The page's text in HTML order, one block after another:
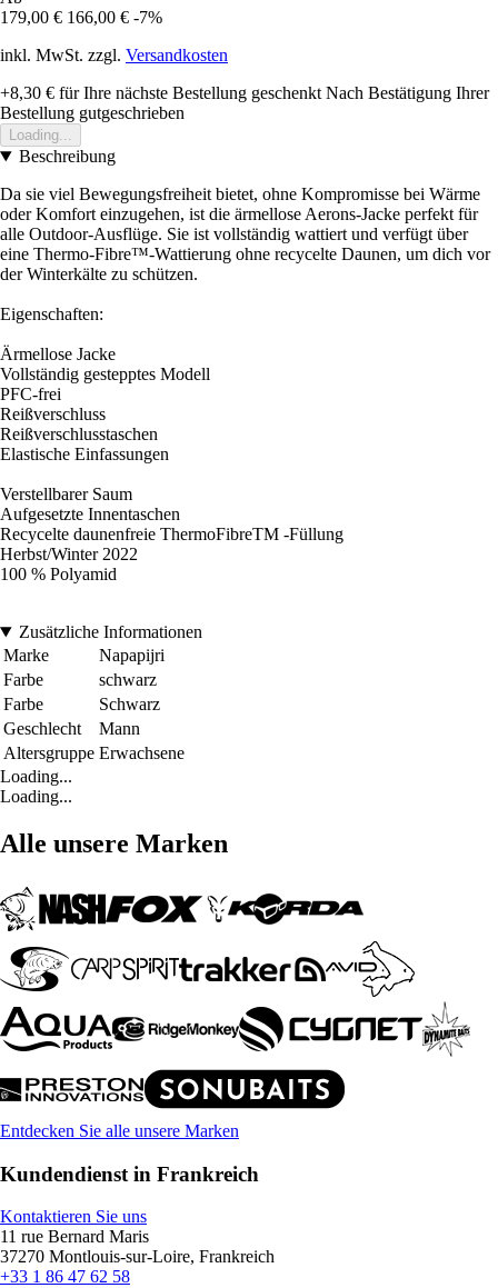
179,00 € 166,00 € -7%
inkl. MwSt. zzgl. Versandkosten
+8,30 € für Ihre nächste Bestellung geschenkt Nach Bestätigung Ihrer
Bestellung gutgeschrieben
Loading...
Beschreibung
Da sie viel Bewegungsfreiheit bietet, ohne Kompromisse bei Wärme
oder Komfort einzugehen, ist die ärmellose Aerons-Jacke perfekt für
alle Outdoor-Ausflüge. Sie ist vollständig wattiert und verfügt über
eine Thermo-Fibre™-Wattierung ohne recycelte Daunen, um dich vor
der Winterkälte zu schützen.
Eigenschaften:
Ärmellose Jacke
Vollständig gestepptes Modell
PFC-frei
Reißverschluss
Reißverschlusstaschen
Elastische Einfassungen
Verstellbarer Saum
Aufgesetzte Innentaschen
Recycelte daunenfreie ThermoFibreTM -Füllung
Herbst/Winter 2022
100 % Polyamid
Zusätzliche Informationen
Marke
Napapijri
Farbe
schwarz
Farbe
Schwarz
Geschlecht
Mann
Altersgruppe Erwachsene
Loading...
Loading...
Alle unsere Marken
Entdecken Sie alle unsere Marken
Kundendienst in Frankreich
Kontaktieren Sie uns
11 rue Bernard Maris
37270 Montlouis-sur-Loire, Frankreich
+33 1 86 47 62 58